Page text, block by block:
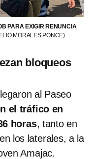
PARA EXIGIR RENUNCIA
MORALES PONCE)
bloqueos
al Paseo
el tráfico en
horas, tanto en
los laterales, a la
Amajac.